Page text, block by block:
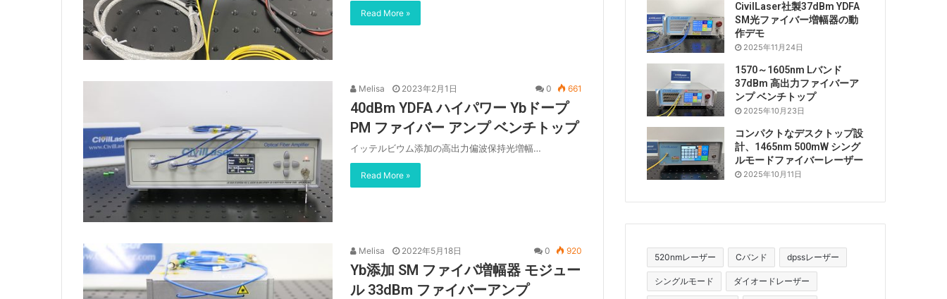
Read More »
Melisa 2023年2月1日 0 661
40dBm YDFA ハイパワー Ybドープ
PM ファイバー アンプ ベンチトップ
イッテルビウム添加の高出力偏波保持光増幅…
Read More »
Melisa 2022年5月18日 0 920
Yb添加 SM ファイバ増幅器 モジュー
ル 33dBm ファイバーアンプ
CivilLaser社製37dBm YDFA
SM光ファイバー増幅器の動
作デモ
2025年11月24日
1570～1605nm Lバンド
37dBm 高出力ファイバーア
ンプ ベンチトップ
2025年10月23日
コンパクトなデスクトップ設
計、1465nm 500mW シング
ルモードファイバーレーザー
2025年10月11日
520nmレーザー Cバンド dpssレーザー
シングルモード ダイオードレーザー